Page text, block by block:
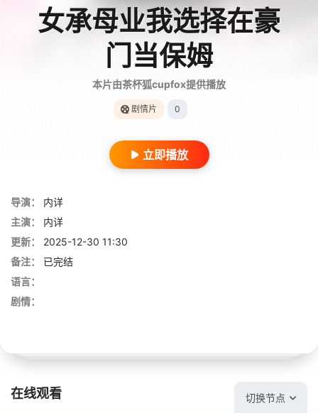
女承母业我选择在豪
门当保姆
本片由茶杯狐cupfox提供播放
剧情片 0
立即播放
导演：
内详
主演：
内详
更新：
2025-12-30 11:30
备注：
已完结
语言：
剧情：
在线观看 切换节点